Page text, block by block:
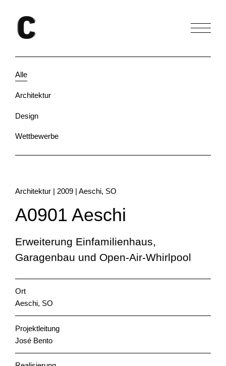
Alle
Architektur
Design
Wettbewerbe
Architektur | 2009 | Aeschi, SO
A0901 Aeschi
Erweiterung Einfamilienhaus,
Garagenbau und Open-Air-Whirlpool
Ort
Aeschi, SO
Projektleitung
José Bento